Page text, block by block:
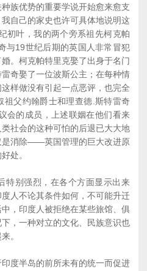
优势的重要学说开始愈来愈支
自己的家史也许可具体地说明这
初叶，我的两个旁系祖先柯克帕
与19世纪后期的英国人非常冒犯
。柯克帕特里克娶了出身于名门
奇娶了一位波斯公主；在每种情
样做没有引起一点恶评，也完全
祖父约翰爵士和理查德.斯特雷奇
会的成员，上述联姻在他们看来
社会的这种可怕的后退已大大地
消除――英国管理的巨大改进原
处。
别强烈，在各个方面显示出来
人不论其条件如何，不可能升迁
，印度人被拒绝在某些旅馆、俱
，一种对立的文化、民族意识也
。
半岛的前所未有的统一而促进